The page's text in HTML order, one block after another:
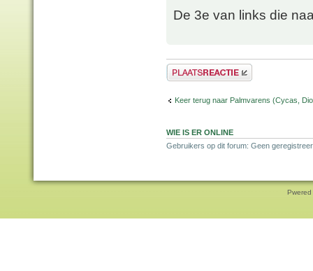
De 3e van links die
Plaats een reactie
Keer terug naar Palmvarens (Cycas,
WIE IS ER ONLINE
Gebruikers op dit forum: Geen